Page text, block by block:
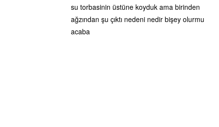
su torbasinin üstüne koyduk ama birinden
ağzından şu çıktı nedeni nedir bişey olurmu
acaba